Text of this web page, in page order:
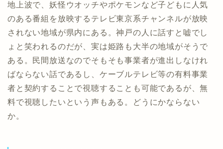
地上波で、妖怪ウオッチやポケモンなど子どもに人気
のある番組を放映するテレビ東京系チャンネルが放映
されない地域が県内にある。神戸の人に話すと嘘でし
ょと笑われるのだが、実は姫路も大半の地域がそうで
ある。民間放送なのでそもそも事業者が進出しなけれ
ばならない話であるし、ケーブルテレビ等の有料事業
者と契約することで視聴することも可能であるが、無
料で視聴したいという声もある。どうにかならない
か。